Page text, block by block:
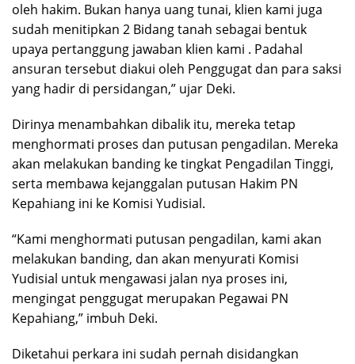
oleh hakim. Bukan hanya uang tunai, klien kami juga
sudah menitipkan 2 Bidang tanah sebagai bentuk
upaya pertanggung jawaban klien kami . Padahal
ansuran tersebut diakui oleh Penggugat dan para saksi
yang hadir di persidangan,” ujar Deki.
Dirinya menambahkan dibalik itu, mereka tetap
menghormati proses dan putusan pengadilan. Mereka
akan melakukan banding ke tingkat Pengadilan Tinggi,
serta membawa kejanggalan putusan Hakim PN
Kepahiang ini ke Komisi Yudisial.
“Kami menghormati putusan pengadilan, kami akan
melakukan banding, dan akan menyurati Komisi
Yudisial untuk mengawasi jalan nya proses ini,
mengingat penggugat merupakan Pegawai PN
Kepahiang,” imbuh Deki.
Diketahui perkara ini sudah pernah disidangkan